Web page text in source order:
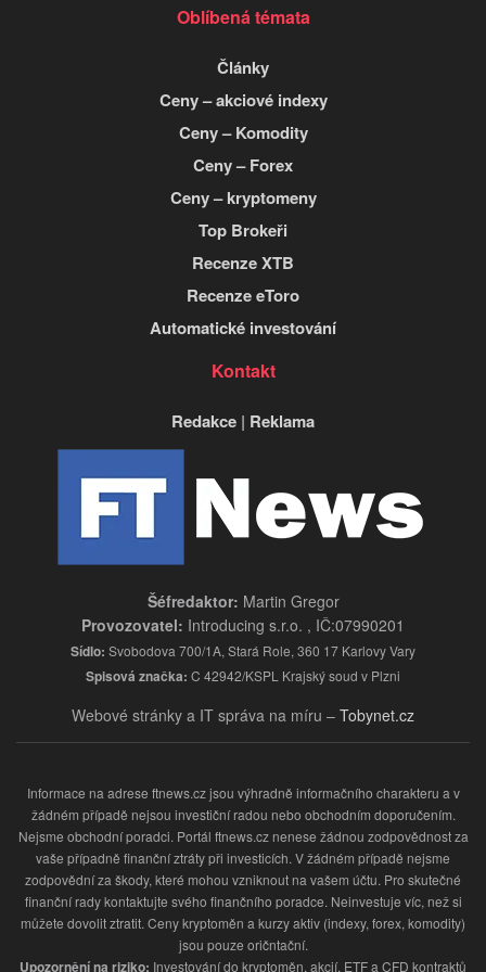
Oblíbená témata
Články
Ceny – akciové indexy
Ceny – Komodity
Ceny – Forex
Ceny – kryptomeny
Top Brokeři
Recenze XTB
Recenze eToro
Automatické investování
Kontakt
Redakce | Reklama
Šéfredaktor: Martin Gregor
Provozovatel: Introducing s.r.o. , IČ:07990201
Sídlo: Svobodova 700/1A, Stará Role, 360 17 Karlovy Vary
Spisová značka: C 42942/KSPL Krajský soud v Plzni
Webové stránky a IT správa na míru – Tobynet.cz
Informace na adrese ftnews.cz jsou výhradně informačního charakteru a v
žádném případě nejsou investiční radou nebo obchodním doporučením.
Nejsme obchodní poradci. Portál ftnews.cz nenese žádnou zodpovědnost za
vaše případně finanční ztráty při investicích. V žádném případě nejsme
zodpovědní za škody, které mohou vzniknout na vašem účtu. Pro skutečné
finanční rady kontaktujte svého finančního poradce. Neinvestuje víc, než si
můžete dovolit ztratit. Ceny kryptoměn a kurzy aktiv (indexy, forex, komodity)
jsou pouze oričntační.
Upozornění na riziko: Investování do kryptoměn, akcií, ETF a CFD kontraktů